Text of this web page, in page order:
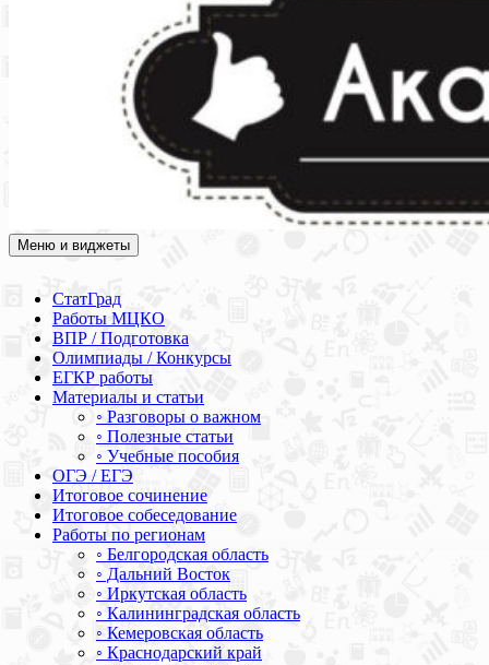
Академия СОВА
Подготовка к ЕГЭ, ОГЭ, ВПР, МЦКО, СтатГрад, КДР, ВОШ,
Меню и виджеты
СтатГрад
Работы МЦКО
ВПР / Подготовка
Олимпиады / Конкурсы
ЕГКР работы
Материалы и статьи
◦ Разговоры о важном
◦ Полезные статьи
◦ Учебные пособия
ОГЭ / ЕГЭ
Итоговое сочинение
Итоговое собеседование
Работы по регионам
◦ Белгородская область
◦ Дальний Восток
◦ Иркутская область
◦ Калининградская область
◦ Кемеровская область
◦ Краснодарский край